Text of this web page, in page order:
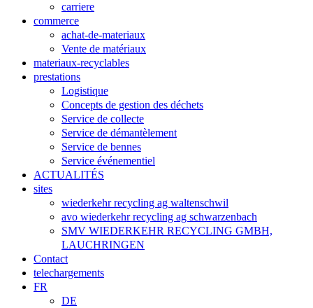
carriere
commerce
achat-de-materiaux
Vente de matériaux
materiaux-recyclables
prestations
Logistique
Concepts de gestion des déchets
Service de collecte
Service de démantèlement
Service de bennes
Service événementiel
ACTUALITÉS
sites
wiederkehr recycling ag waltenschwil
avo wiederkehr recycling ag schwarzenbach
SMV WIEDERKEHR RECYCLING GMBH,
LAUCHRINGEN
Contact
telechargements
FR
DE